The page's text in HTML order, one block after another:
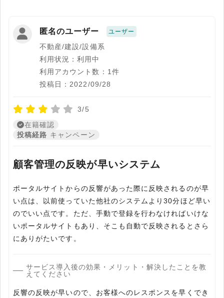
匿名のユーザー ユーザー
不動産/建設/設備系
利用状況：利用中
利用アカウント数：1件
投稿日：2022/09/28
3/5
在籍確認
投稿経路 キャンペーン
顧客管理の反映が早いシステム
ポータルサイトからの反響があった際に反映されるのが早
い点は、以前使っていた他社のシステムより30分ほど早い
のでいい点です。ただ、手動で登録を行わなければいけな
いポータルサイトもあり、そこも自動で反映されるとさら
にありがたいです。
サービス導入後の効果・メリット・解決したことを教
えてください
反響の反映が早いので、お客様へのレスポンスを早くでき